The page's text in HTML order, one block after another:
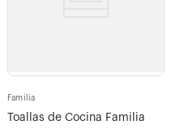
Familia
Toallas de Cocina Familia